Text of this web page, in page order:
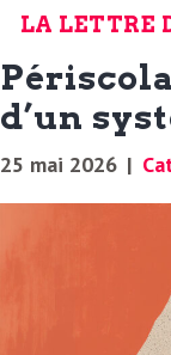
LA LETTRE
d’un
25 mai 2026 |